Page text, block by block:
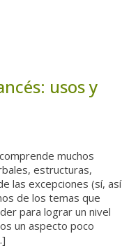
usos y
muchos
estructuras,
las excepciones (sí, así
de los temas que
para lograr un nivel
un aspecto poco